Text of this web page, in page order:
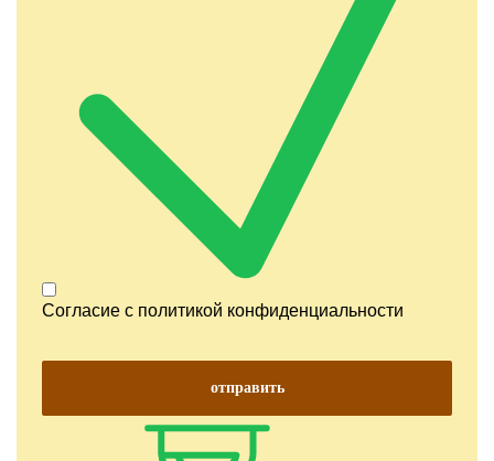
Согласие с политикой конфиденциальности
отправить